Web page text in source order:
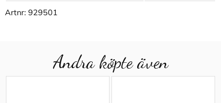
Artnr: 929501
Andra köpte även